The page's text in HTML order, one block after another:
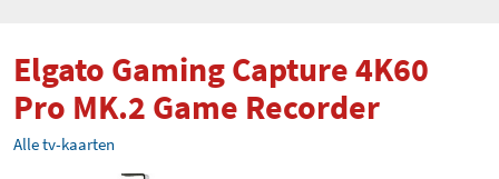
Elgato Gaming Capture 4K60
Pro MK.2 Game Recorder
Alle tv-kaarten